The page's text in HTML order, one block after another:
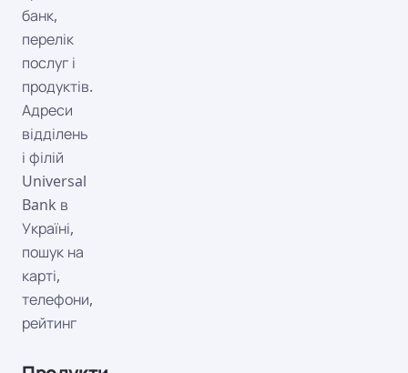
банк,
перелік
послуг і
продуктів.
Адреси
відділень
і філій
Universal
Bank в
Україні,
пошук на
карті,
телефони,
рейтинг